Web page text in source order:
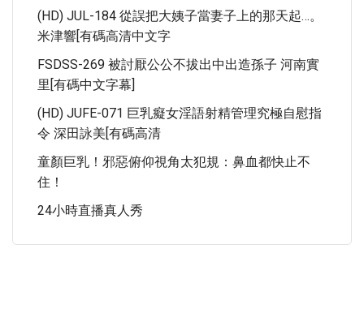
(HD) JUL-184 從誤把大姨子當妻子上的那天起…。
米津響[有碼高清中文字
FSDSS-269 被討厭公公不拔出中出造孫子 河南實
里[有碼中文字幕]
(HD) JUFE-071 巨乳癡女淫語射精管理究極自慰指
令 深田詠美[有碼高清
童顏巨乳！邪惡俯仰視角太犯規：鼻血都快止不
住！
24小時直播真人秀